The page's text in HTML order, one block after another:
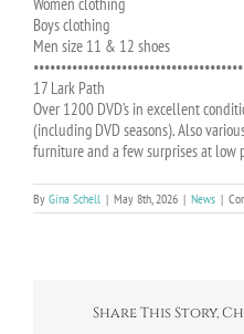
Women clothing
Boys clothing
Men size 11 & 12 shoes
17 Lark Path
Over 1200 DVD’s in excellent
(including DVD seasons). Also
furniture and a few surprises at low
By Gina Schell | May 8th, 2026 | News |
Share This Story,